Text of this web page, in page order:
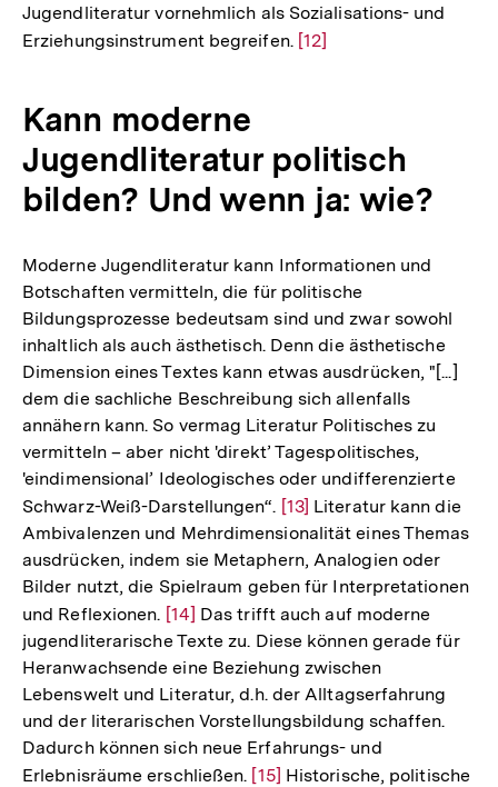
Jugendliteratur vornehmlich als Sozialisations- und
Erziehungsinstrument begreifen. Zur
[12]
Kann moderne
Jugendliteratur politisch
bilden? Und wenn ja: wie?
Moderne Jugendliteratur kann Informationen und
Botschaften vermitteln, die für politische
Bildungsprozesse bedeutsam sind und zwar sowohl
inhaltlich als auch ästhetisch. Denn die ästhetische
Dimension eines Textes kann etwas ausdrücken, "[...]
dem die sachliche Beschreibung sich allenfalls
annähern kann. So vermag Literatur Politisches zu
vermitteln – aber nicht 'direkt’ Tagespolitisches,
'eindimensional’ Ideologisches oder undifferenzierte
Schwarz-Weiß-Darstellungen“. Zur
Auflösung
der
Fußnote
[13] Literatur kann die
Ambivalenzen und Mehrdimensionalität eines Themas
ausdrücken, indem sie Metaphern, Analogien oder
Bilder nutzt, die Spielraum geben für Interpretationen
und Reflexionen. Zur
Auflösung
der
Fußnote
[14] Das trifft auch auf moderne
jugendliterarische Texte zu. Diese können gerade für
Heranwachsende eine Beziehung zwischen
Lebenswelt und Literatur, d.h. der Alltagserfahrung
und der literarischen Vorstellungsbildung schaffen.
Dadurch können sich neue Erfahrungs- und
Erlebnisräume erschließen. Zur
[15] Historische, politische